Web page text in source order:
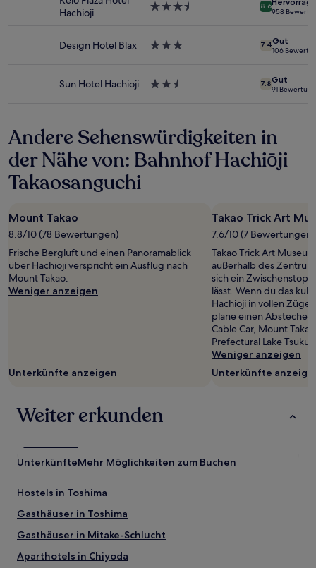
Bedingungen
Hachioji
3.5-
8.6
958
Design Hotel Blax
3.0-
7.4Gut
106
Sun Hotel Hachioji
2.5-
7.8Gut
91
Andere Sehenswürdigkeiten in
der Nähe von: Bahnhof Hachiōji
Takaosanguchi
Mount Takao
8.8/10 (78 Bewertungen)
Frische Bergluft und einen Panoramablick
über Hachioji verspricht ein Ausflug nach
Mount Takao.
Weniger anzeigen
Unterkünfte anzeigen
Takao Trick Art
7.6/10 (7 Bewertungen)
Takao Trick Art
außerhalb des
sich ein
lässt. Wenn du das
Hachioji in vollen
plane einen Abstecher
Cable Car, Mount
Prefectural Lake Tsukui
Weniger anzeigen
Unterkünfte
Weiter erkunden
UnterkünfteMehr Möglichkeiten zum Buchen
Hostels in Toshima
Gasthäuser in Toshima
Gasthäuser in Mitake-Schlucht
Aparthotels in Chiyoda